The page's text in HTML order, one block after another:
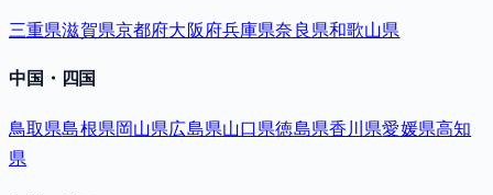
三重県滋賀県京都府大阪府兵庫県奈良県和歌山県
中国・四国
鳥取県島根県岡山県広島県山口県徳島県香川県愛媛県高知
県